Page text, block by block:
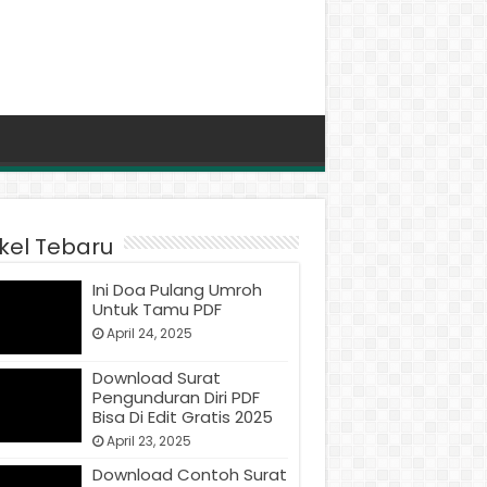
Tebaru
Ini Doa Pulang Umroh
Untuk Tamu PDF
April 24, 2025
Download Surat
Pengunduran Diri PDF
Bisa Di Edit Gratis 2025
April 23, 2025
Download Contoh Surat